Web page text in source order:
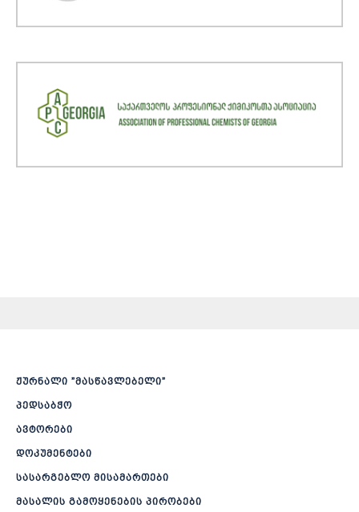
ჟურნალი ”მასწავლებელი”
პედსაბჭო
ავტორები
დოკუმენტები
სასარგებლო მისამართები
მასალის გამოყენების პირობები